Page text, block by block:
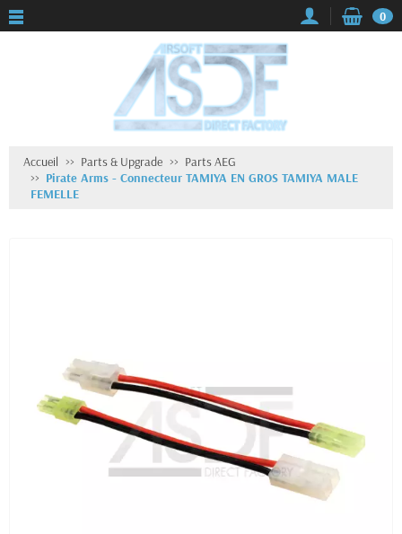
0
Accueil Parts & Upgrade
Parts AEG
Pirate Arms - Connecteur TAMIYA EN GROS TAMIYA MALE
FEMELLE